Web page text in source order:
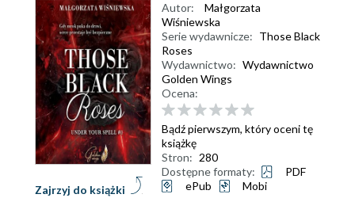
Zajrzyj do książki
Autor:
Małgorzata
Wiśniewska
Serie wydawnicze: Those Black
Roses
Wydawnictwo: Wydawnictwo
Golden Wings
Ocena:
Bądź pierwszym, który oceni tę
książkę
Stron: 280
Dostępne formaty:
PDF
ePub
Mobi